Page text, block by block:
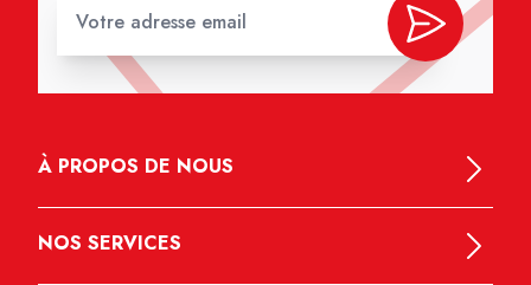
À PROPOS DE NOUS
NOS SERVICES